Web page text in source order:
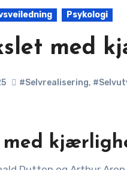
Psykologi
med
#Selvrealisering,